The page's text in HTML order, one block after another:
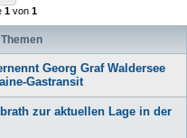
1 von 1
Georg Graf Waldersee
Gastransit
zur aktuellen Lage in der